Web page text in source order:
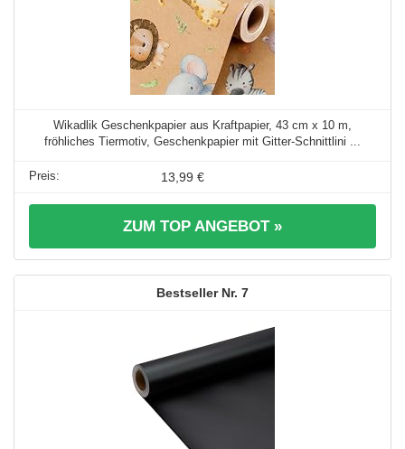
Wikadlik Geschenkpapier aus Kraftpapier, 43 cm x 10 m,
fröhliches Tiermotiv, Geschenkpapier mit Gitter-Schnittlini ...
13,99 €
ZUM TOP ANGEBOT »
7